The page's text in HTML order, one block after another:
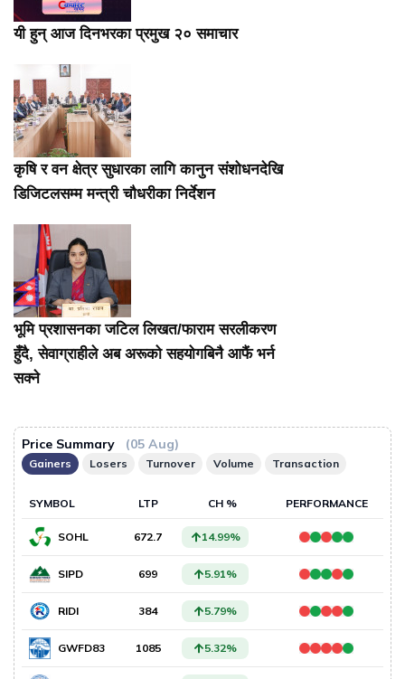
यी हुन् आज दिनभरका प्रमुख २० समाचार
कृषि र वन क्षेत्र सुधारका लागि कानुन संशोधनदेखि
डिजिटलसम्म मन्त्री चौधरीका निर्देशन
भूमि प्रशासनका जटिल लिखत/फाराम सरलीकरण
हुँदै, सेवाग्राहीले अब अरूको सहयोगबिनै आफैं भर्न
सक्ने